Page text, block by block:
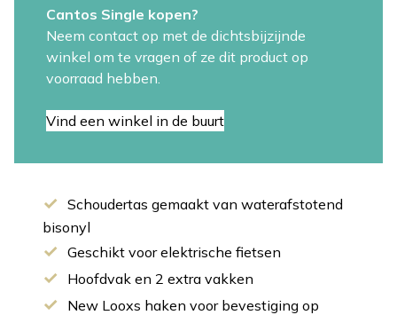
Cantos Single kopen?
Neem contact op met de dichtsbijzijnde
winkel om te vragen of ze dit product op
voorraad hebben.
Vind een winkel in de buurt
Schoudertas gemaakt van waterafstotend
bisonyl
Geschikt voor elektrische fietsen
Hoofdvak en 2 extra vakken
New Looxs haken voor bevestiging op